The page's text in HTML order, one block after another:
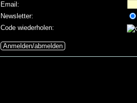
Email:
Newsletter:
Code wiederholen:
Anmelden/abmelden